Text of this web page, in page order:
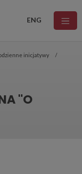
ENG
inicjatywy
"O